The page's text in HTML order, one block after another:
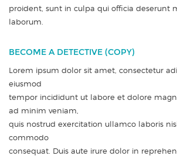
proident, sunt in culpa qui officia deserunt
laborum.
BECOME A DETECTIVE (COPY)
Lorem ipsum dolor sit amet, consectetur
eiusmod
tempor incididunt ut labore et dolore
ad minim veniam,
quis nostrud exercitation ullamco laboris
commodo
consequat. Duis aute irure dolor in